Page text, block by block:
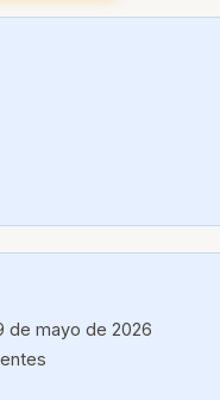
de mayo de 2026